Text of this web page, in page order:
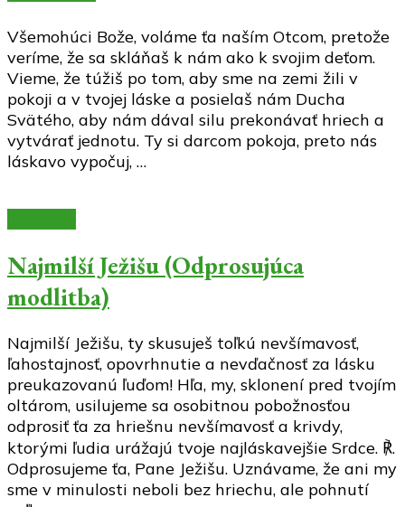
Všemohúci Bože, voláme ťa naším Otcom, pretože
veríme, že sa skláňaš k nám ako k svojim deťom.
Vieme, že túžiš po tom, aby sme na zemi žili v
pokoji a v tvojej láske a posielaš nám Ducha
Svätého, aby nám dával silu prekonávať hriech a
vytvárať jednotu. Ty si darcom pokoja, preto nás
láskavo vypočuj, …
Najmilší Ježišu (Odprosujúca
modlitba)
Najmilší Ježišu, ty skusuješ toľkú nevšímavosť,
ľahostajnosť, opovrhnutie a nevďačnosť za lásku
preukazovanú ľuďom! Hľa, my, sklonení pred tvojím
oltárom, usilujeme sa osobitnou pobožnosťou
odprosiť ťa za hriešnu nevšímavosť a krivdy,
ktorými ľudia urážajú tvoje najláskavejšie Srdce. ℟.
Odprosujeme ťa, Pane Ježišu. Uznávame, že ani my
sme v minulosti neboli bez hriechu, ale pohnutí